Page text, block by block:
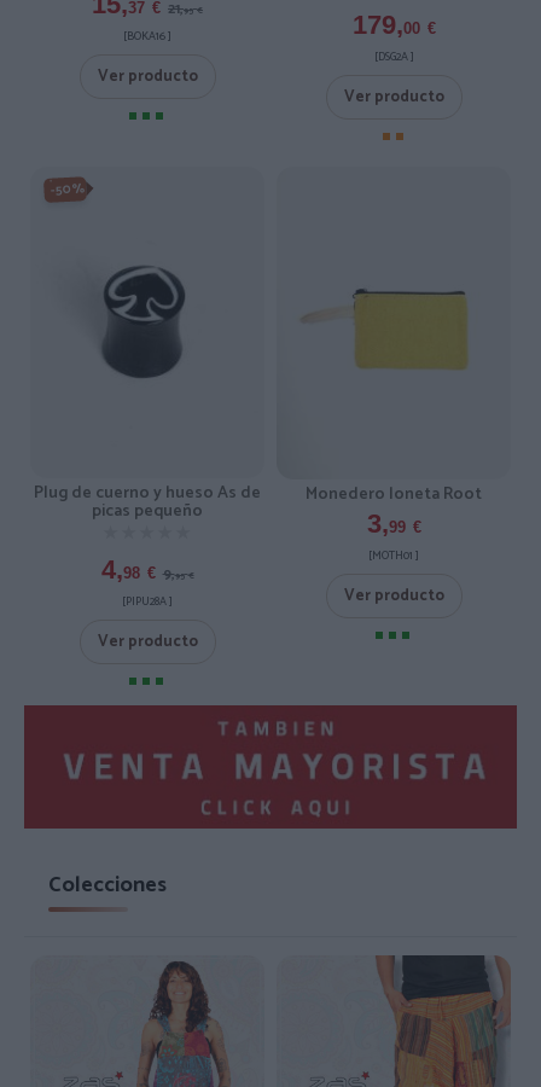
37 € 21,95 €
[BOKA16 ]
Ver producto
179,00 €
[DSG2A ]
Ver producto
-50%
Plug de cuerno y hueso As de
picas pequeño
4,98 € 9,95 €
[PIPU28A ]
Ver producto
Monedero loneta Root
3,99 €
[MOTH01 ]
Ver producto
Colecciones